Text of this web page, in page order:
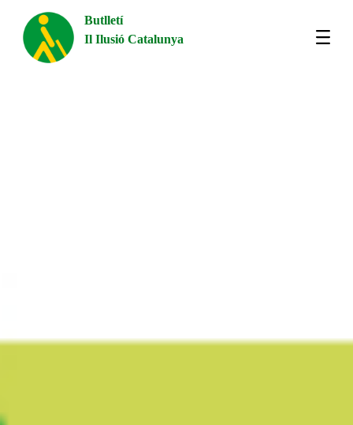
Butlletí
Il Ilusió Catalunya